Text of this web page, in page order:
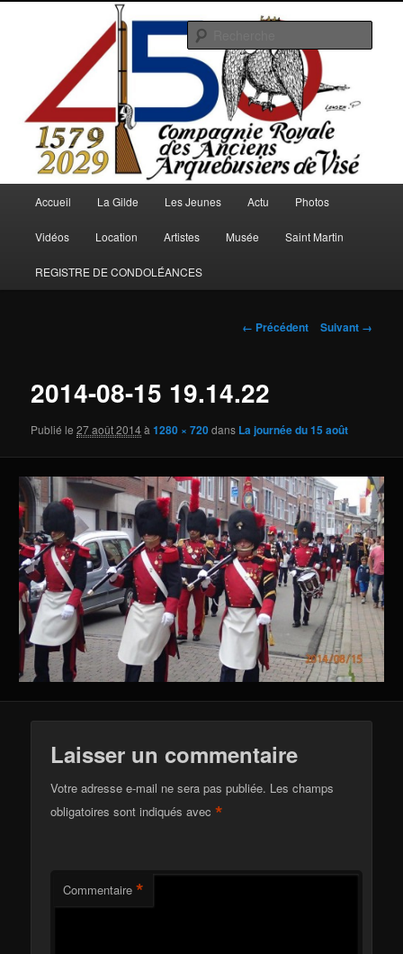
Arquebusiers.eu
Accueil La Gilde Les Jeunes Actu Photos
Vidéos Location Artistes Musée Saint Martin
REGISTRE DE CONDOLÉANCES
Navigation
← Précédent Suivant →
2014-08-15 19.14.22
Publié le27 août 2014à1280 × 720dans La journée du 15 août
Laisser un commentaire
Votre adresse e-mail ne sera pas publiée. Les champs
obligatoires sont indiqués avec*
Commentaire *